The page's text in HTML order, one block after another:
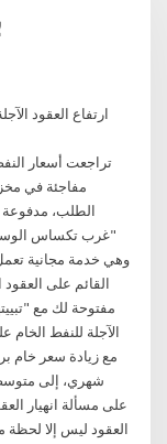
ارتفاع العقود
مفاجئة في
الطلب، مدفوعة
مفتوحة لك مع
الآجلة للنفط
على مسألة انهيار
العقود ليس إلا